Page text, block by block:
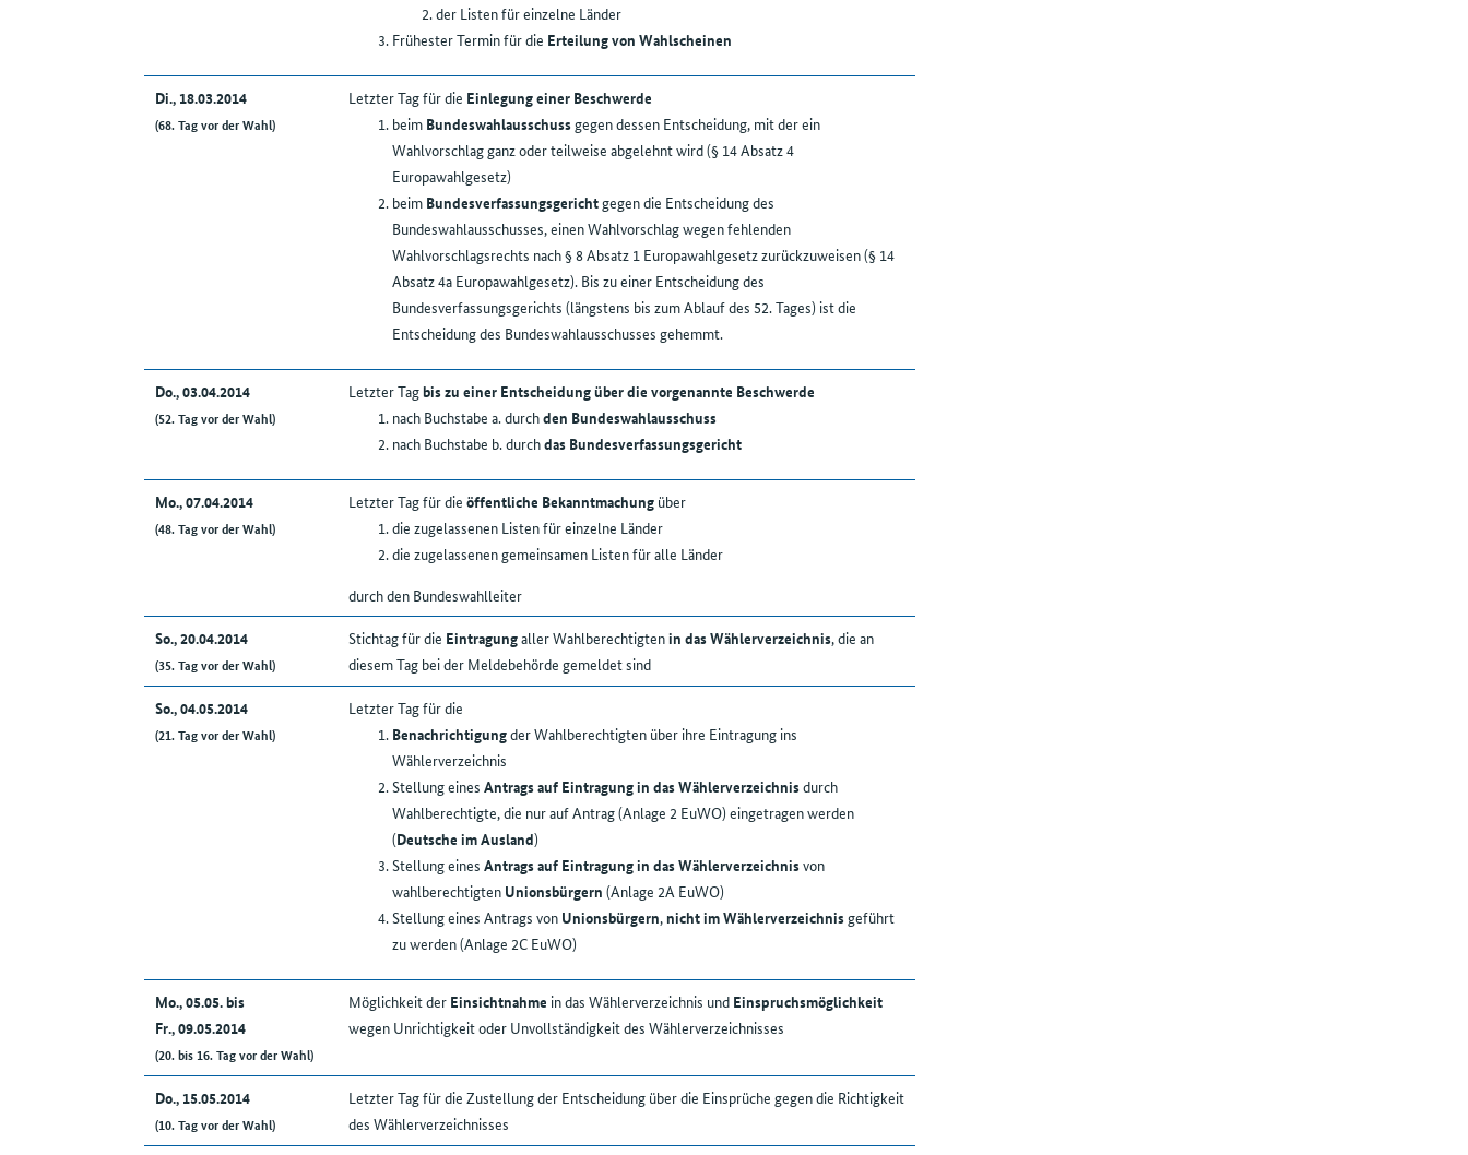
der Listen für einzelne Länder
Frühester Termin für die Erteilung von Wahlscheinen
Di., 18.03.2014
(68. Tag vor der Wahl)
Letzter Tag für die Einlegung einer Beschwerde
beim Bundeswahlausschussgegen dessen Entscheidung, mit der ein
Wahlvorschlag ganz oder teilweise abgelehnt wird (§ 14 Absatz 4
Europawahlgesetz)
beim Bundesverfassungsgerichtgegen die Entscheidung des
Bundeswahlausschusses, einen Wahlvorschlag wegen fehlenden
Wahlvorschlagsrechts nach § 8 Absatz 1 Europawahlgesetz zurückzuweisen (§ 14
Absatz 4a Europawahlgesetz). Bis zu einer Entscheidung des
Bundesverfassungsgerichts (längstens bis zum Ablauf des 52. Tages) ist die
Entscheidung des Bundeswahlausschusses gehemmt.
Do., 03.04.2014
(52. Tag vor der Wahl)
Letzter Tagbis zu einer Entscheidung über die vorgenannte Beschwerde
nach Buchstabe a. durchden Bundeswahlausschuss
nach Buchstabe b. durchdas Bundesverfassungsgericht
Mo., 07.04.2014
(48. Tag vor der Wahl)
Letzter Tag für die öffentliche Bekanntmachungüber
die zugelassenen Listen für einzelne Länder
die zugelassenen gemeinsamen Listen für alle Länder
durch den Bundeswahlleiter
So., 20.04.2014
(35. Tag vor der Wahl)
Stichtag für die Eintragungaller Wahlberechtigtenin das Wählerverzeichnis, die an
diesem Tag bei der Meldebehörde gemeldet sind
So., 04.05.2014
(21. Tag vor der Wahl)
Letzter Tag für die
Benachrichtigungder Wahlberechtigten über ihre Eintragung ins
Wählerverzeichnis
Stellung eines Antrags auf Eintragung in das Wählerverzeichnisdurch
Wahlberechtigte, die nur auf Antrag (Anlage 2 EuWO) eingetragen werden
(Deutsche im Ausland)
Stellung eines Antrags auf Eintragung in das Wählerverzeichnisvon
wahlberechtigten Unionsbürgern (Anlage 2A EuWO)
Stellung eines Antrags von Unionsbürgern,nicht im Wählerverzeichnisgeführt
zu werden (Anlage 2C EuWO)
Mo., 05.05. bis
Fr., 09.05.2014
(20. bis 16. Tag vor der Wahl)
Möglichkeit der Einsichtnahme in das Wählerverzeichnis und Einspruchsmöglichkeit
wegen Unrichtigkeit oder Unvollständigkeit des Wählerverzeichnisses
Do., 15.05.2014
(10. Tag vor der Wahl)
Letzter Tag für die Zustellung der Entscheidung über die Einsprüche gegen die Richtigkeit
des Wählerverzeichnisses